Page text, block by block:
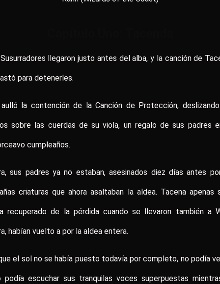
llegaron justo antes del alba, y la canción de
para detenerles.
la contención de la Canción de Protección,
sobre las cuerdas de su viola, un regalo de sus padres
cumpleaños.
sus padres ya no estaban, asesinados diez días antes
criaturas que ahora asaltaban la aldea. Tacena apenas
recuperado de la pérdida cuando se llevaron también a
habían vuelto a por la aldea entera.
el sol no se había puesto todavía por completo, no podía
podía escuchar sus tranquilas voces superpuestas